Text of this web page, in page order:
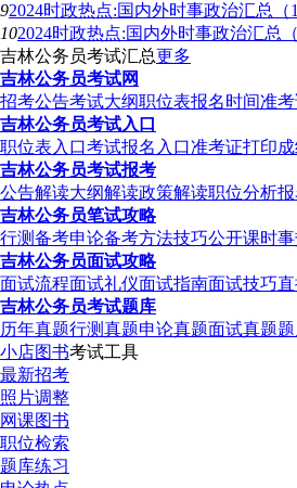
92024时政热点:国内外时事政治汇总（
102024时政热点:国内外时事政治汇总
吉林公务员考试汇总更多
吉林公务员考试网
招考公告考试大纲职位表报名时间准
吉林公务员考试入口
职位表入口考试报名入口准考证打印
吉林公务员考试报考
公告解读大纲解读政策解读职位分析
吉林公务员笔试攻略
行测备考申论备考方法技巧公开课时
吉林公务员面试攻略
面试流程面试礼仪面试指南面试技巧
吉林公务员考试题库
历年真题行测真题申论真题面试真题
小店图书考试工具
最新招考
照片调整
网课图书
职位检索
题库练习